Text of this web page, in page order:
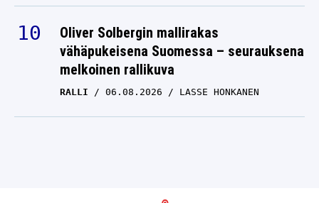
Oliver Solbergin mallirakas
vähäpukeisena Suomessa – seurauksena
melkoinen rallikuva
RALLI 06.08.2026 LASSE HONKANEN